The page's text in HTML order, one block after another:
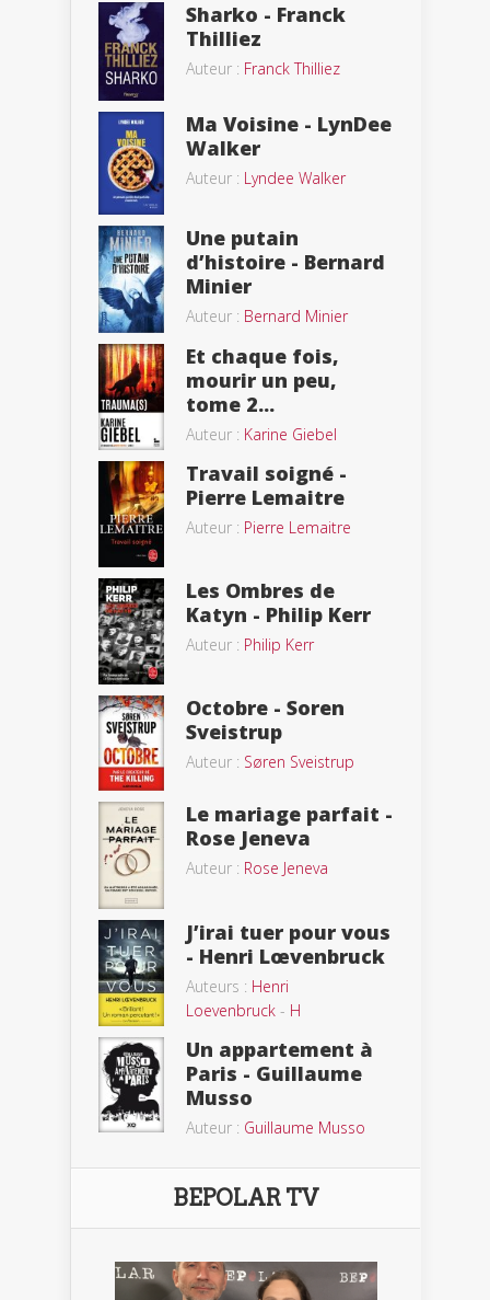
Sharko - Franck
Thilliez
Auteur : Franck Thilliez
Ma Voisine - LynDee
Walker
Auteur : Lyndee Walker
Une putain
d’histoire - Bernard
Minier
Auteur : Bernard Minier
Et chaque fois,
mourir un peu,
tome 2...
Auteur : Karine Giebel
Travail soigné -
Pierre Lemaitre
Auteur : Pierre Lemaitre
Les Ombres de
Katyn - Philip Kerr
Auteur : Philip Kerr
Octobre - Soren
Sveistrup
Auteur : Søren Sveistrup
Le mariage parfait -
Rose Jeneva
Auteur : Rose Jeneva
J’irai tuer pour vous
- Henri Lœvenbruck
Auteurs : Henri
Loevenbruck - H
Un appartement à
Paris - Guillaume
Musso
Auteur : Guillaume Musso
BEPOLAR TV